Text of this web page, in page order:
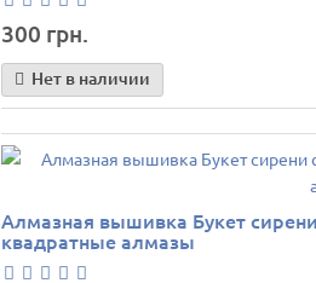
300 грн.
Нет в наличии
Алмазная вышивка Букет
квадратные алмазы